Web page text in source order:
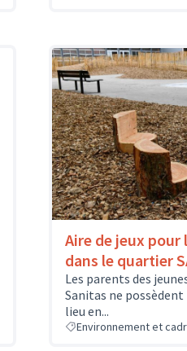
Aire de jeux pour
dans le quartier
Les parents des
Sanitas ne
lieu en...
Environnement et